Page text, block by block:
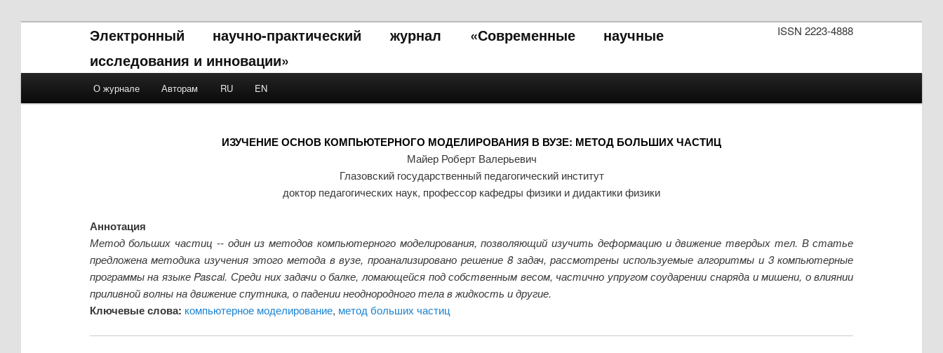
ISSN 2223-4888
Электронный научно-практический журнал «Современные научные
исследования и инновации»
Skip to primary content
Skip to secondary content
О журнале Авторам RU EN
ИЗУЧЕНИЕ ОСНОВ КОМПЬЮТЕРНОГО МОДЕЛИРОВАНИЯ В ВУЗЕ: МЕТОД БОЛЬШИХ ЧАСТИЦ
Майер Роберт Валерьевич
Глазовский государственный педагогический институт
доктор педагогических наук, профессор кафедры физики и дидактики физики
Аннотация
Метод больших частиц -- один из методов компьютерного моделирования, позволяющий изучить деформацию и движение твердых тел. В статье
предложена методика изучения этого метода в вузе, проанализировано решение 8 задач, рассмотрены используемые алгоритмы и 3 компьютерные
программы на языке Pascal. Среди них задачи о балке, ломающейся под собственным весом, частично упругом соударении снаряда и мишени, о влиянии
приливной волны на движение спутника, о падении неоднородного тела в жидкость и другие.
Ключевые слова: компьютерное моделирование, метод больших частиц